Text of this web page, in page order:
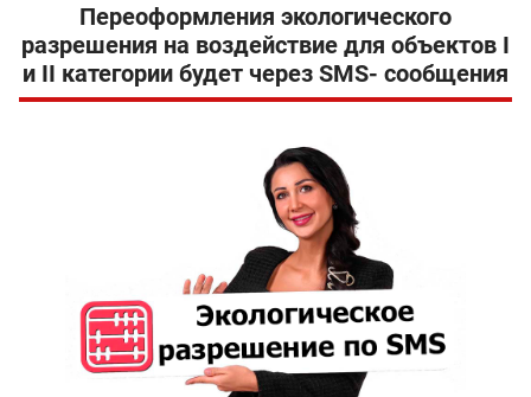
Переоформления экологического
разрешения на воздействие для объектов I
и II категории будет через SMS- сообщения